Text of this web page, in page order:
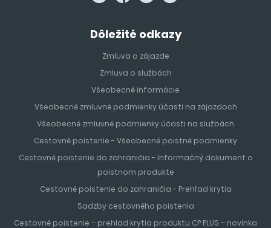
Dôležité odkazy
Zmluva o zájazde
Zmluva o službách
Všeobecné informácie
Všeobecné zmluvné podmienky účasti na zájazdoch
Všeobecné zmluvné podmienky účasti na službách
Cestovné poistenie - Všeobecné poistné podmienky
Cestovné poistenie do zahraničia - Informačný dokument o
poistnom produkte
Cestovné poistenie do zahraničia - Prehľad krytia
Sadzby cestovného poistenia
Cestovné poistenie – prehlad krytia produktu CP PLUS – novinka